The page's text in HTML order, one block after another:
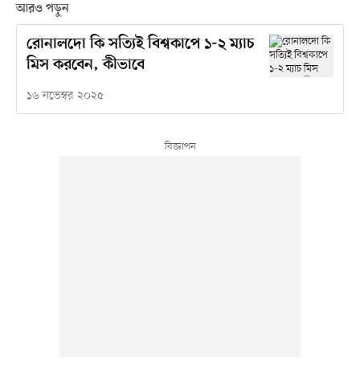
আরও পড়ুন
রোনালদো কি সত্যিই বিশ্বকাপে ১-২ ম্যাচ
মিস করবেন, কীভাবে
১৬ নভেম্বর ২০২৫